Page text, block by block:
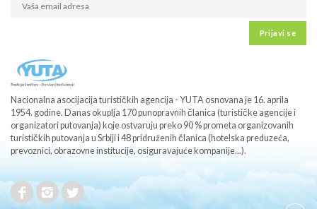
Prijavi se
Nacionalna asocijacija turističkih agencija - YUTA osnovana je 16. aprila
1954. godine. Danas okuplja 170 punopravnih članica (turističke agencije i
organizatori putovanja) koje ostvaruju preko 90 % prometa organizovanih
turističkih putovanja u Srbiji i 48 pridruženih članica (hotelska preduzeća,
prevoznici, obrazovne institucije, osiguravajuće kompanije...).